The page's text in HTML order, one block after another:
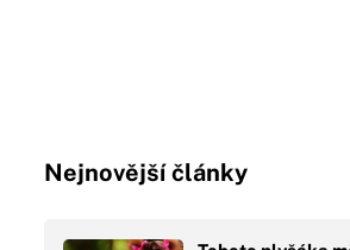
Nejnovější články